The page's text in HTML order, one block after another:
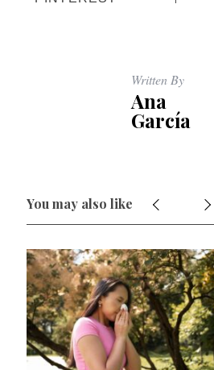
Written By
Ana
García
You may also like